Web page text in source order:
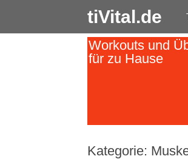
tiVital.de
Workouts und
für zu Hause
Kategorie: